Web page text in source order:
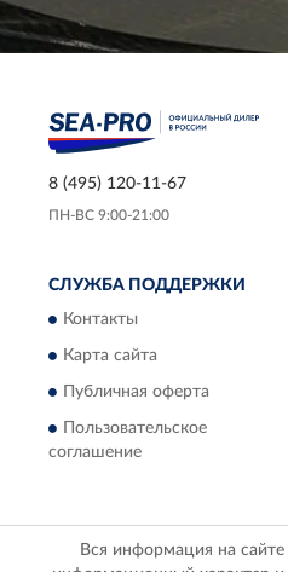
8 (495) 120-11-67
ПН-ВС 9:00-21:00
СЛУЖБА ПОДДЕРЖКИ
Контакты
Карта сайта
Публичная оферта
Пользовательское
соглашение
Вся информация на